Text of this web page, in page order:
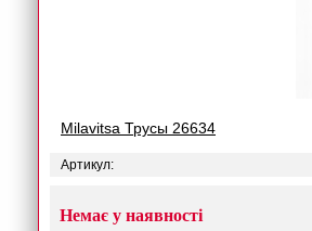
Milavitsa Трусы 26634
Артикул:
Немає у наявності